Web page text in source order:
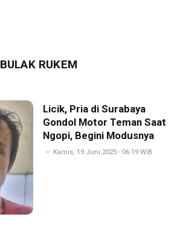
BULAK RUKEM
Licik, Pria di Surabaya
Gondol Motor Teman Saat
Ngopi, Begini Modusnya
Kamis, 19 Juni 2025 - 06:19 WIB